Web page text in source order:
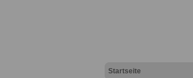
Startseite